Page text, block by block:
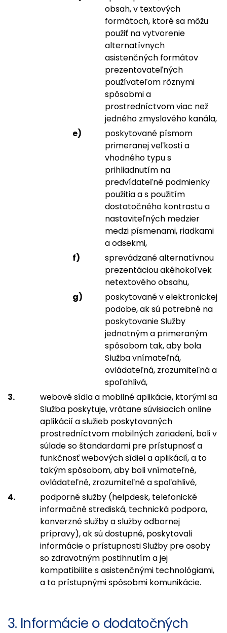
obsah, v textových
formátoch, ktoré sa môžu
použiť na vytvorenie
alternatívnych
asistenčných formátov
prezentovateľných
používateľom rôznymi
spôsobmi a
prostredníctvom viac než
jedného zmyslového kanála,
poskytované písmom
primeranej veľkosti a
vhodného typu s
prihliadnutím na
predvídateľné podmienky
použitia a s použitím
dostatočného kontrastu a
nastaviteľných medzier
medzi písmenami, riadkami
a odsekmi,
sprevádzané alternatívnou
prezentáciou akéhokoľvek
netextového obsahu,
poskytované v elektronickej
podobe, ak sú potrebné na
poskytovanie Služby
jednotným a primeraným
spôsobom tak, aby bola
Služba vnímateľná,
ovládateľná, zrozumiteľná a
spoľahlivá,
webové sídla a mobilné aplikácie, ktorými sa
Služba poskytuje, vrátane súvisiacich online
aplikácií a služieb poskytovaných
prostredníctvom mobilných zariadení, boli v
súlade so štandardami pre prístupnosť a
funkčnosť webových sídiel a aplikácií, a to
takým spôsobom, aby boli vnímateľné,
ovládateľné, zrozumiteľné a spoľahlivé,
podporné služby (helpdesk, telefonické
informačné strediská, technická podpora,
konverzné služby a služby odbornej
prípravy), ak sú dostupné, poskytovali
informácie o prístupnosti Služby pre osoby
so zdravotným postihnutím a jej
kompatibilite s asistenčnými technológiami,
a to prístupnými spôsobmi komunikácie.
3. Informácie o dodatočných